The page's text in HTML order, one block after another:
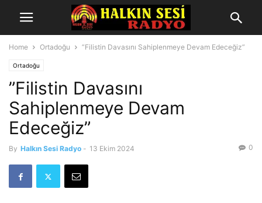
Home Ortadoğu ”Filistin Davasını Sahiplenmeye Devam Edeceğiz”
Ortadoğu
”Filistin Davasını
Sahiplenmeye Devam
Edeceğiz”
By Halkın Sesi Radyo - 13 Ekim 2024 0